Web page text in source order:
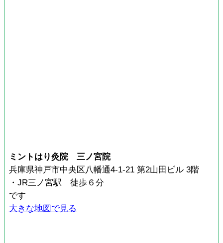
ミントはり灸院 三ノ宮院
兵庫県神戸市中央区八幡通4-1-21 第2山田ビル 3階
・JR三ノ宮駅 徒歩６分
です
大きな地図で見る